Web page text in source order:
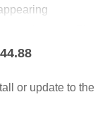
QR codes
chat themes,
disappear after
or update to the